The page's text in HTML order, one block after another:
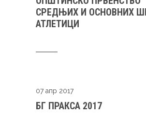
СРЕДЊИХ И ОСНОВНИХ
АТЛЕТИЦИ
07 апр 2017
БГ ПРАКСА 2017